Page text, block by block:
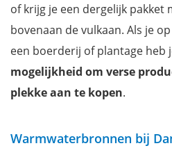
of krijg je een dergelijk pakket
bovenaan de vulkaan. Als je
een boerderij of plantage heb
mogelijkheid om verse
plekke aan te kopen.
Warmwaterbronnen bij